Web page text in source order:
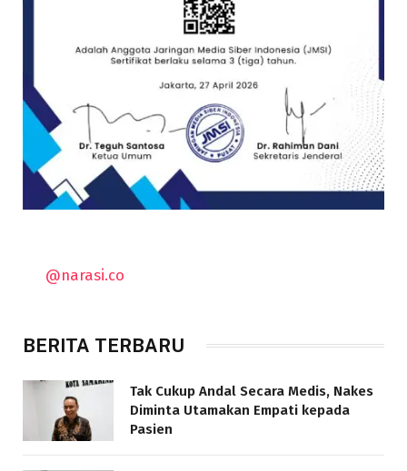
@narasi.co
BERITA TERBARU
Tak Cukup Andal Secara Medis, Nakes
Diminta Utamakan Empati kepada
Pasien